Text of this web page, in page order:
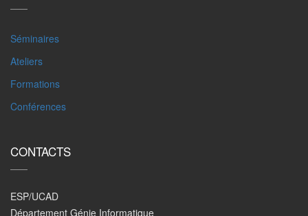
Séminaires
Ateliers
Formations
Conférences
CONTACTS
ESP/UCAD
Département Génie Informatique